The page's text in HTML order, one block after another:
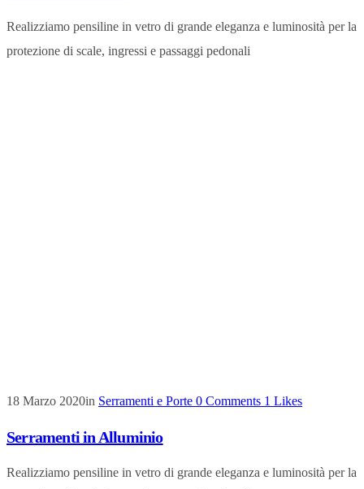
Realizziamo pensiline in vetro di grande eleganza e luminosità per la
protezione di scale, ingressi e passaggi pedonali
18 Marzo 2020in Serramenti e Porte 0 Comments 1 Likes
Serramenti in Alluminio
Realizziamo pensiline in vetro di grande eleganza e luminosità per la